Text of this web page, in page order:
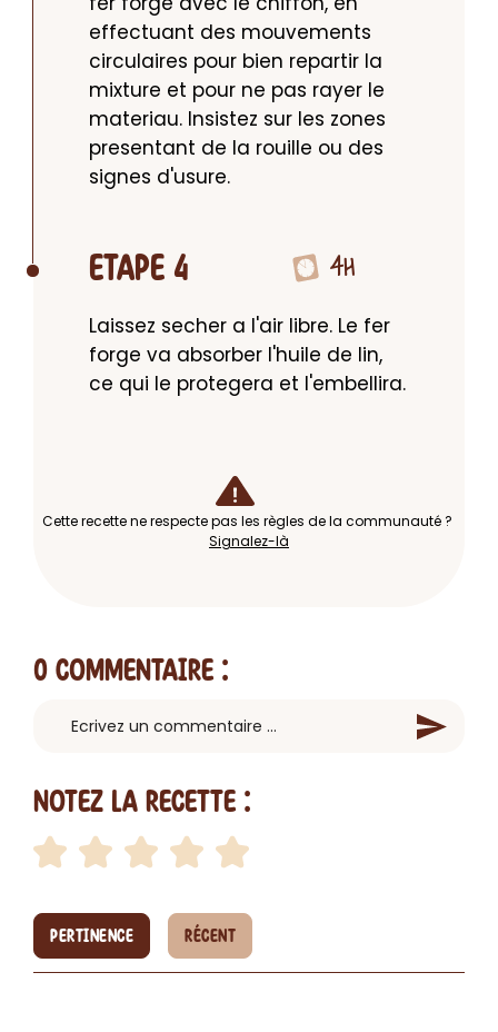
effectuant des mouvements
circulaires pour bien repartir la
mixture et pour ne pas rayer le
materiau. Insistez sur les zones
presentant de la rouille ou des
signes d'usure.
ETAPE 4 4H
Laissez secher a l'air libre. Le fer
forge va absorber l'huile de lin,
ce qui le protegera et l'embellira.
Cette recette ne respecte pas les règles de la communauté ?
Signalez-là
0 Commentaire :
Notez la recette :
PERTINENCE RÉCENT